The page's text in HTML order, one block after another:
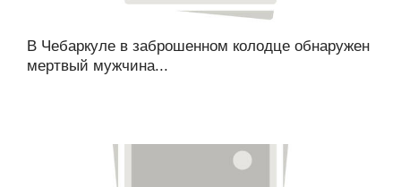
В Чебаркуле в заброшенном колодце обнаружен
мертвый мужчина...